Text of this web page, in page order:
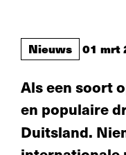
Nieuws 01 mrt
Als een soort
en populaire
Duitsland.